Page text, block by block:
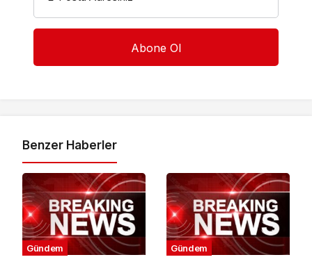
Benzer Haberler
Gündem Gündem